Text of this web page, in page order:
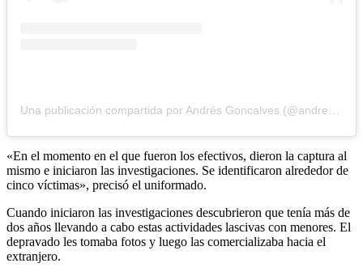
Una publicación compartida por Andrés Goncalves (@andresgoncalves_72)
«En el momento en el que fueron los efectivos, dieron la captura al
mismo e iniciaron las investigaciones. Se identificaron alrededor de
cinco víctimas», precisó el uniformado.
Cuando iniciaron las investigaciones descubrieron que tenía más de
dos años llevando a cabo estas actividades lascivas con menores. El
depravado les tomaba fotos y luego las comercializaba hacia el
extranjero.